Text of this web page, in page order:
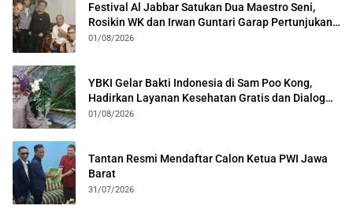
Festival Al Jabbar Satukan Dua Maestro Seni,
Rosikin WK dan Irwan Guntari Garap Pertunjukan
Kolosal
01/08/2026
YBKI Gelar Bakti Indonesia di Sam Poo Kong,
Hadirkan Layanan Kesehatan Gratis dan Dialog
Kebangsaan
01/08/2026
Tantan Resmi Mendaftar Calon Ketua PWI Jawa
Barat
31/07/2026